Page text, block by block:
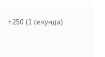
+250 (1 секунда)